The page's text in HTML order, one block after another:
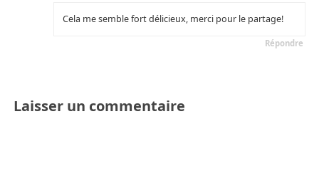
Cela me semble fort délicieux, merci pour le partage!
Répondre
Laisser un commentaire